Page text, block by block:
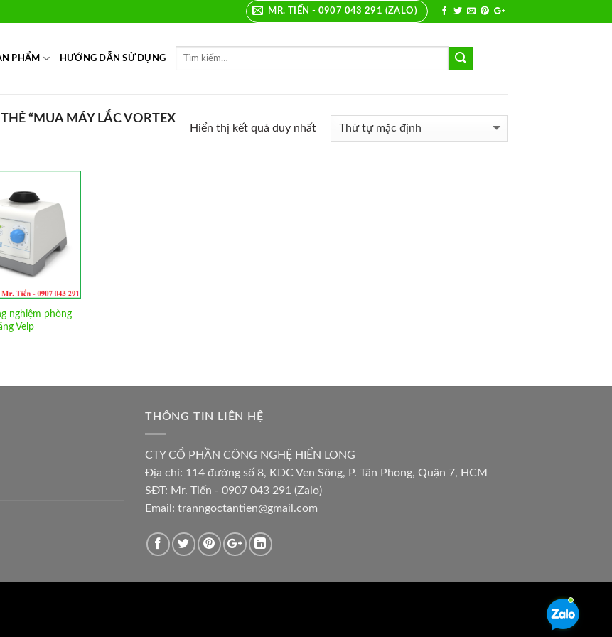
MR. TIẾN - 0907 043 291 (ZALO)
PHẨM HƯỚNG DẪN SỬ DỤNG
“MUA MÁY LẮC VORTEX
Hiển thị kết quả duy nhất
Add to
Wishlist
nghiệm phòng
Velp
THÔNG TIN LIÊN HỆ
CTY CỔ PHẦN CÔNG NGHỆ HIỂN LONG
Địa chỉ: 114 đường số 8, KDC Ven Sông, P. Tân Phong, Quận 7, HCM
SĐT: Mr. Tiến - 0907 043 291 (Zalo)
Email: tranngoctantien@gmail.com